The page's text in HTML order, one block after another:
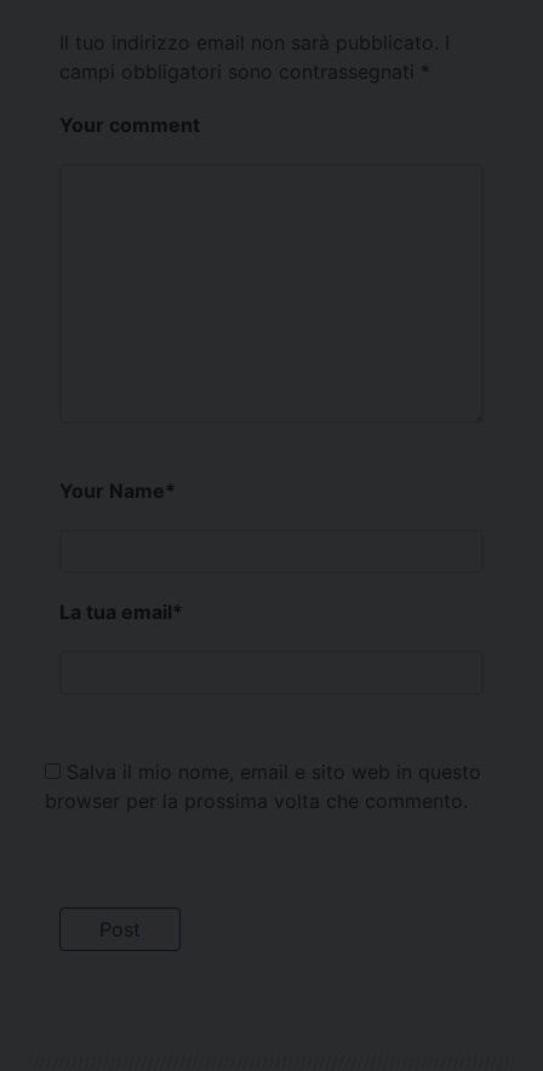
Il tuo indirizzo email non sarà pubblicato.
campi obbligatori sono contrassegnati *
Your comment
Your Name*
La tua email*
Salva il mio nome, email e sito web in questo
browser per la prossima volta che commento.